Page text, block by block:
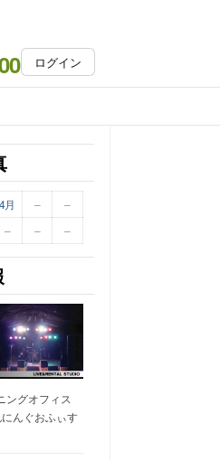
ログイン
4月 –
–
– – –
ングオフィス
んぐおふぃす